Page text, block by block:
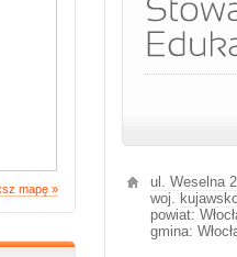
mapę » ul. Weselna
woj.
powiat:
gmina: